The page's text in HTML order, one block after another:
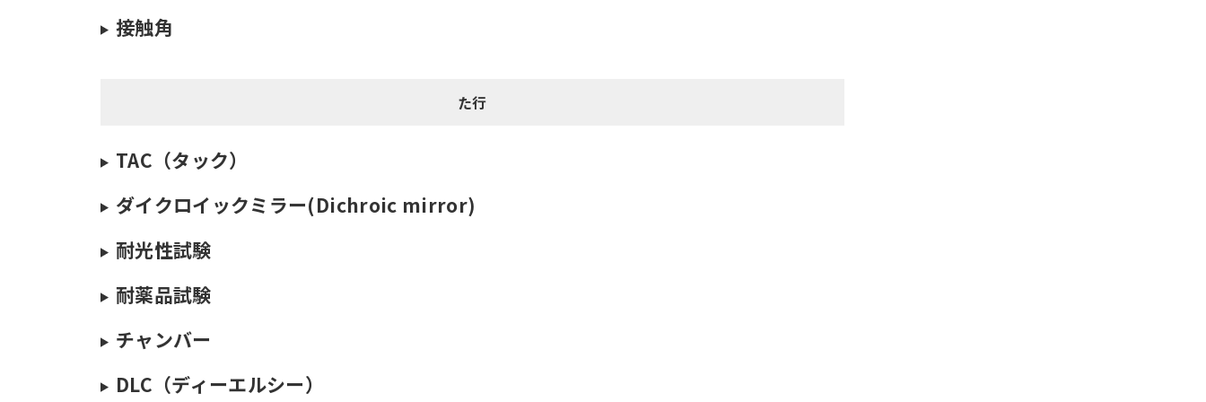
接触角
た行
TAC（タック）
ダイクロイックミラー(Dichroic mirror)
耐光性試験
耐薬品試験
チャンバー
DLC（ディーエルシー）